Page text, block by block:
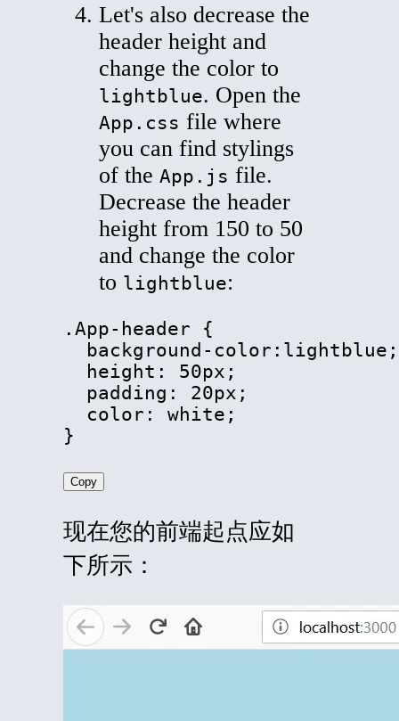
Let's also decrease the
header height and
change the color to
lightblue. Open the
App.css file where
you can find stylings
of the App.js file.
Decrease the header
height from 150 to 50
and change the color
to lightblue:
.App-header {
  background-color:lightblue;
  height: 50px;
  padding: 20px;
  color: white;
}
Copy
现在您的前端起点应如
下所示：